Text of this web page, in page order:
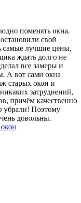
поменять окна.
свой
самые лучшие цены,
ждать долго не
все замеры и
А вот сами окна
старых окон и
затруднений,
причём качественно
убрали! Поэтому
довольны.